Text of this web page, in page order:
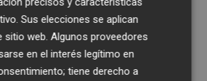
Sus elecciones se aplican
sitio web. Algunos proveedores
en el interés legítimo en
tiene derecho a